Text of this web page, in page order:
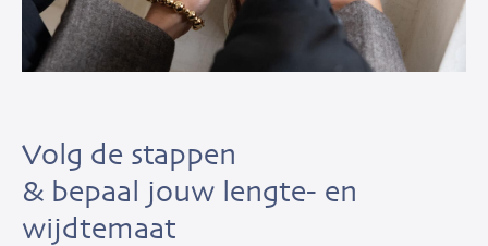
Volg de stappen
& bepaal jouw lengte- en
wijdtemaat